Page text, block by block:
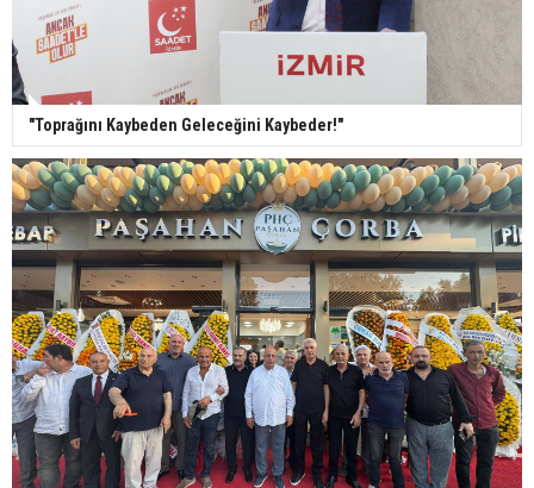
"Toprağını Kaybeden Geleceğini Kaybeder!"